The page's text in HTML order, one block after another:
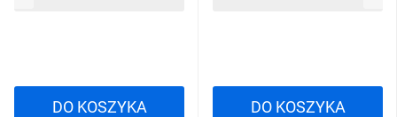
DO KOSZYKA DO KOSZYKA